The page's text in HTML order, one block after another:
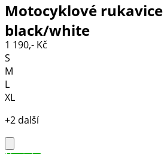
Motocyklové rukavice
black/white
1 190,- Kč
S
M
L
XL
+2 další